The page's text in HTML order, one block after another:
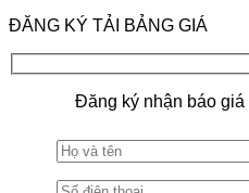
ĐĂNG KÝ TẢI BẢNG GIÁ
Đăng ký nhận báo